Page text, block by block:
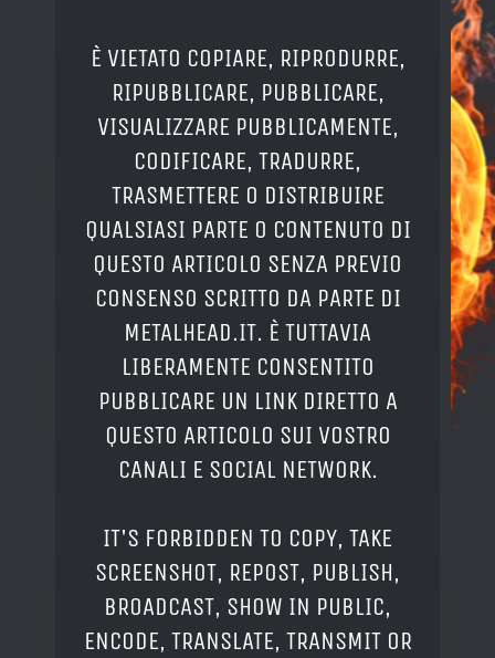
È VIETATO COPIARE, RIPRODURRE,
RIPUBBLICARE, PUBBLICARE,
VISUALIZZARE PUBBLICAMENTE,
CODIFICARE, TRADURRE,
TRASMETTERE O DISTRIBUIRE
QUALSIASI PARTE O CONTENUTO DI
QUESTO ARTICOLO SENZA PREVIO
CONSENSO SCRITTO DA PARTE DI
METALHEAD.IT. È TUTTAVIA
LIBERAMENTE CONSENTITO
PUBBLICARE UN LINK DIRETTO A
QUESTO ARTICOLO SUI VOSTRO
CANALI E SOCIAL NETWORK.
IT'S FORBIDDEN TO COPY, TAKE
SCREENSHOT, REPOST, PUBLISH,
BROADCAST, SHOW IN PUBLIC,
ENCODE, TRANSLATE, TRANSMIT OR